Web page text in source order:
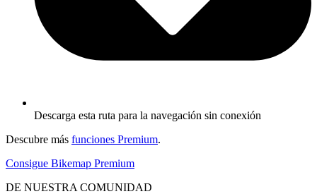
Descarga esta ruta para la navegación sin conexión
Descubre más funciones Premium.
Consigue Bikemap Premium
DE NUESTRA COMUNIDAD